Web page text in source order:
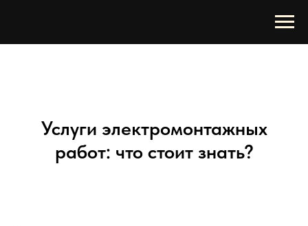
Услуги электромонтажных
работ: что стоит знать?